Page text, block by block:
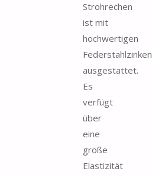
Strohrechen
ist mit
hochwertigen
Federstahlzinken
ausgestattet.
Es
verfügt
über
eine
große
Elastizität